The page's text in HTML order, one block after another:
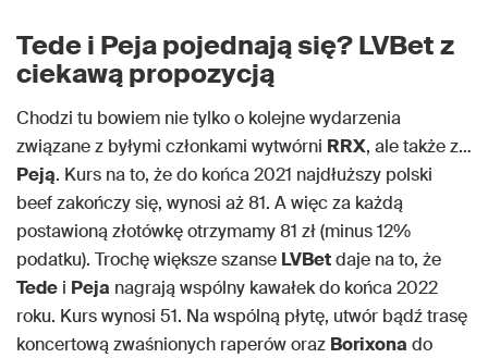
Tede i Peja pojednają się? LVBet z
ciekawą propozycją
Chodzi tu bowiem nie tylko o kolejne wydarzenia
związane z byłymi członkami wytwórni RRX, ale także z…
Peją. Kurs na to, że do końca 2021 najdłuższy polski
beef zakończy się, wynosi aż 81. A więc za każdą
postawioną złotówkę otrzymamy 81 zł (minus 12%
podatku). Trochę większe szanse LVBetdaje na to, że
Tede i Peja nagrają wspólny kawałek do końca 2022
roku. Kurs wynosi 51. Na wspólną płytę, utwór bądź trasę
koncertową zwaśnionych raperów oraz Borixona do